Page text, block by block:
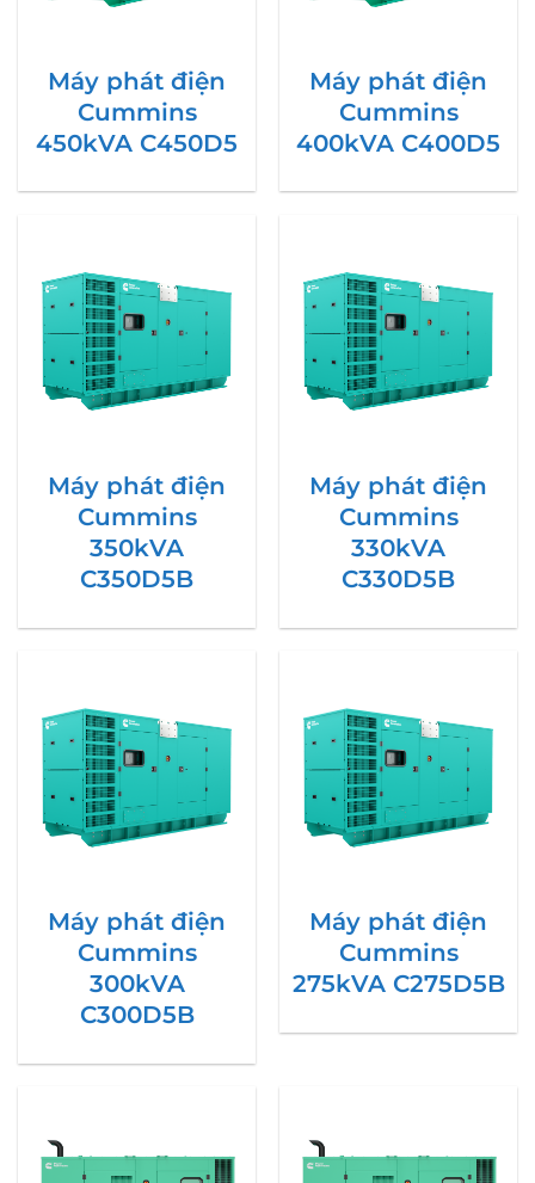
Máy phát điện
Cummins
450kVA C450D5
Máy phát điện
Cummins
400kVA C400D5
Máy phát điện
Cummins
350kVA
C350D5B
Máy phát điện
Cummins
330kVA
C330D5B
Máy phát điện
Cummins
300kVA
C300D5B
Máy phát điện
Cummins
275kVA C275D5B